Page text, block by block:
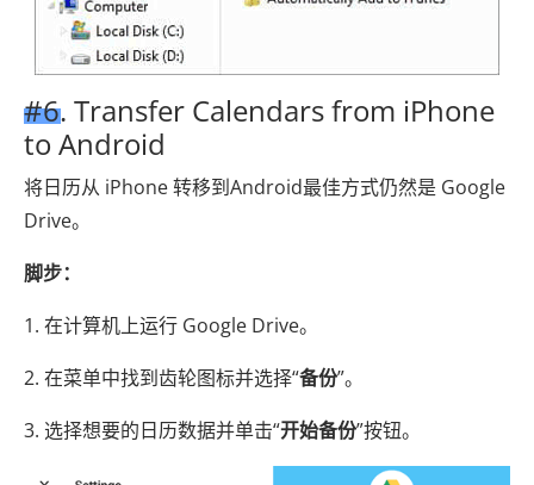
#6. Transfer Calendars from iPhone
to Android
将日历从 iPhone 转移到Android最佳方式仍然是 Google
Drive。
脚步：
1. 在计算机上运行 Google Drive。
2. 在菜单中找到齿轮图标并选择“备份”。
3. 选择想要的日历数据并单击“开始备份”按钮。